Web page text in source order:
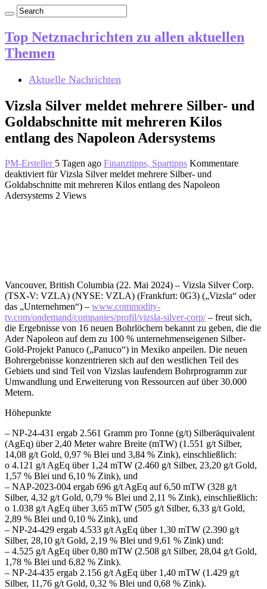
Top Netznachrichten zu allen aktuellen
Themen
Aktuelle Nachrichten
Vizsla Silver meldet mehrere Silber- und
Goldabschnitte mit mehreren Kilos
entlang des Napoleon Adersystems
PM-Ersteller 5 Tagen ago Finanztipps, Spartipps Kommentare
deaktiviert für Vizsla Silver meldet mehrere Silber- und
Goldabschnitte mit mehreren Kilos entlang des Napoleon
Adersystems 2 Views
Vancouver, British Columbia (22. Mai 2024) – Vizsla Silver Corp.
(TSX-V: VZLA) (NYSE: VZLA) (Frankfurt: 0G3) („Vizsla“ oder
das „Unternehmen“) – www.commodity-
tv.com/ondemand/companies/profil/vizsla-silver-corp/– freut sich,
die Ergebnisse von 16 neuen Bohrlöchern bekannt zu geben, die die
Ader Napoleon auf dem zu 100 % unternehmenseigenen Silber-
Gold-Projekt Panuco („Panuco“) in Mexiko anpeilen. Die neuen
Bohrergebnisse konzentrieren sich auf den westlichen Teil des
Gebiets und sind Teil von Vizslas laufendem Bohrprogramm zur
Umwandlung und Erweiterung von Ressourcen auf über 30.000
Metern.
Höhepunkte
– NP-24-431 ergab 2.561 Gramm pro Tonne (g/t) Silberäquivalent
(AgEq) über 2,40 Meter wahre Breite (mTW) (1.551 g/t Silber,
14,08 g/t Gold, 0,97 % Blei und 3,84 % Zink), einschließlich:
o 4.121 g/t AgEq über 1,24 mTW (2.460 g/t Silber, 23,20 g/t Gold,
1,57 % Blei und 6,10 % Zink), und
– NAP-2023-004 ergab 696 g/t AgEq auf 6,50 mTW (328 g/t
Silber, 4,32 g/t Gold, 0,79 % Blei und 2,11 % Zink), einschließlich:
o 1.038 g/t AgEq über 3,65 mTW (505 g/t Silber, 6,33 g/t Gold,
2,89 % Blei und 0,10 % Zink), und
– NP-24-429 ergab 4.533 g/t AgEq über 1,30 mTW (2.390 g/t
Silber, 28,10 g/t Gold, 2,19 % Blei und 9,61 % Zink) und:
– 4.525 g/t AgEq über 0,80 mTW (2.508 g/t Silber, 28,04 g/t Gold,
1,78 % Blei und 6,82 % Zink).
– NP-24-435 ergab 2.156 g/t AgEq über 1,40 mTW (1.429 g/t
Silber, 11,76 g/t Gold, 0,32 % Blei und 0,68 % Zink).